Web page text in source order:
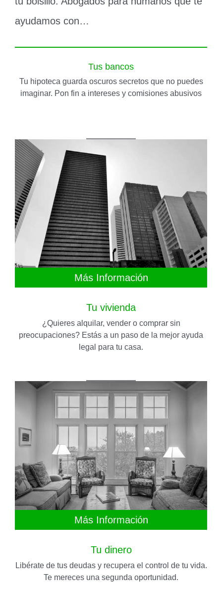
ayudamos con…
Tus bancos
Tu hipoteca guarda oscuros secretos que no puedes
imaginar. Pon fin a intereses y comisiones abusivos
Más Información
Tu vivienda
¿Quieres alquilar, vender o comprar sin
preocupaciones? Estás a un paso de la mejor ayuda
legal para tu casa.
Más Información
Tu dinero
Libérate de tus deudas y recupera el control de tu vida.
Te mereces una segunda oportunidad.